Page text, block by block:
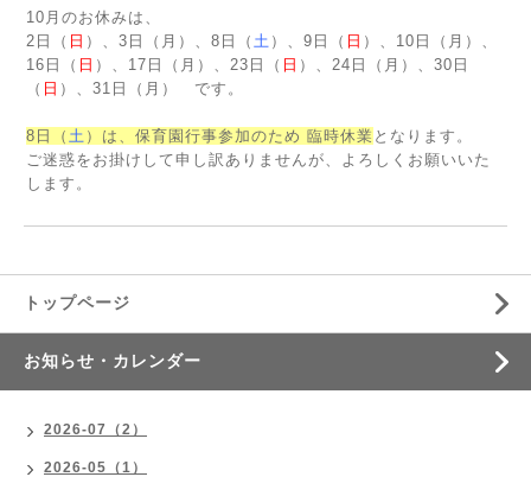
10月のお休みは、
2日（ 日 ）、3日（月）、8日（ 土 ）、9日（ 日 ）、10日（月 ）、
16日（ 日 ）、17日（月）、23日（ 日 ）、24日（月）、30日
（ 日 ）、31日（月） です。
8日（ 土 ）は、保育園行事参加のため 臨時休業 となります。
ご迷惑をお掛けして申し訳ありませんが、よろしくお願いいた
します。
トップページ
お知らせ・カレンダー
2026-07（2）
2026-05（1）